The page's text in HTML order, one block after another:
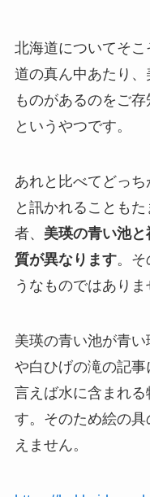
北海道についてそ
道の真ん中あたり
ものがあるのをご存
というやつです。
あれと比べてどっ
と訊かれることも
者、 美瑛の青い池
質が異なります。そ
うなものではありま
美瑛の青い池が青
や白ひげの滝の記
言えば水に含まれ
す。そのため絵の
えません。